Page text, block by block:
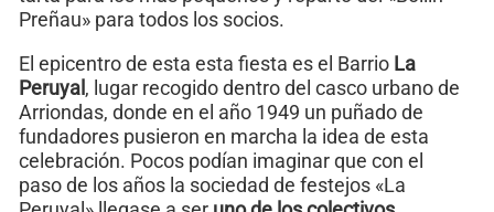
Preñau» para todos los socios.
El epicentro de esta esta fiesta es el Barrio La
Peruyal , lugar recogido dentro del casco urbano de
Arriondas, donde en el año 1949 un puñado de
fundadores pusieron en marcha la idea de esta
celebración. Pocos podían imaginar que con el
paso de los años la sociedad de festejos «La